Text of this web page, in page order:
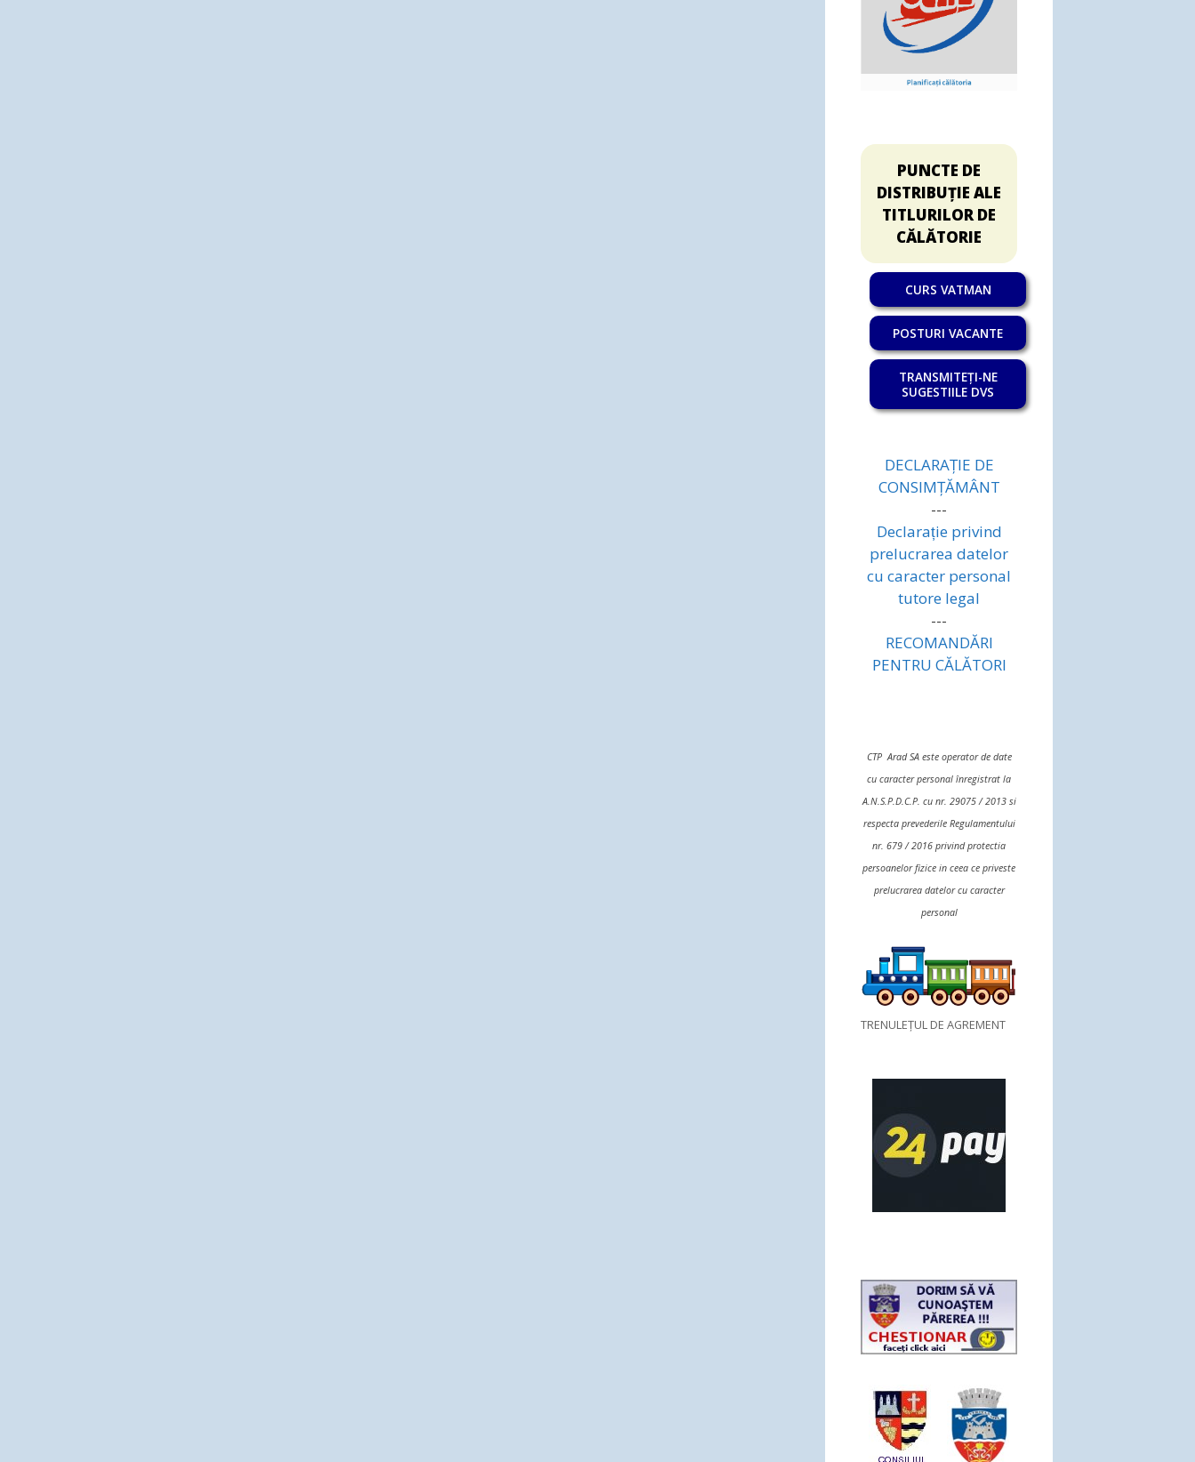
PUNCTE DE
DISTRIBUȚIE ALE
TITLURILOR DE
CĂLĂTORIE
CURS VATMAN
POSTURI VACANTE
TRANSMITEȚI-NE
SUGESTIILE DVS
DECLARAȚIE DE
CONSIMȚĂMÂNT
---
Declarație privind
prelucrarea datelor
cu caracter personal
tutore legal
---
RECOMANDĂRI
PENTRU CĂLĂTORI
CTP Arad SA este operator de date
cu caracter personal înregistrat la
A.N.S.P.D.C.P. cu nr. 29075 / 2013 si
respecta prevederile Regulamentului
nr. 679 / 2016 privind protectia
persoanelor fizice in ceea ce priveste
prelucrarea datelor cu caracter
personal
TRENULEȚUL DE AGREMENT